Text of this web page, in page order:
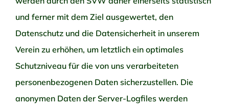
und ferner mit dem Ziel ausgewertet, den
Datenschutz und die Datensicherheit in unserem
Verein zu erhöhen, um letztlich ein optimales
Schutzniveau für die von uns verarbeiteten
personenbezogenen Daten sicherzustellen. Die
anonymen Daten der Server-Logfiles werden